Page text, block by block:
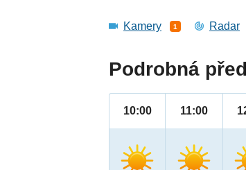
Kamery 1 Radar
Podrobná
10:00 11:00